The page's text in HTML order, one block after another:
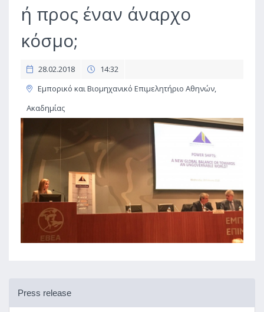
ή προς έναν άναρχο
κόσμο;
28.02.2018
14:32
Εμπορικό και Βιομηχανικό Επιμελητήριο Αθηνών,
Ακαδημίας
Press release